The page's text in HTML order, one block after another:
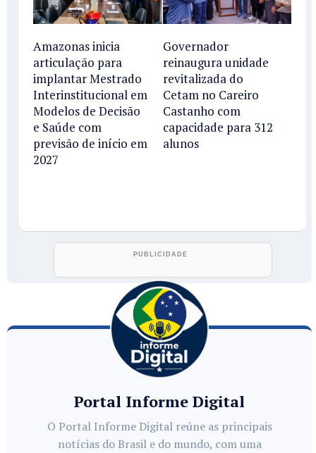
Amazonas inicia
articulação para
implantar Mestrado
Interinstitucional em
Modelos de Decisão
e Saúde com
previsão de início em
2027
Governador
reinaugura unidade
revitalizada do
Cetam no Careiro
Castanho com
capacidade para 312
alunos
Portal Informe Digital
O Portal Informe Digital reúne as principais
notícias do Brasil e do mundo, com uma